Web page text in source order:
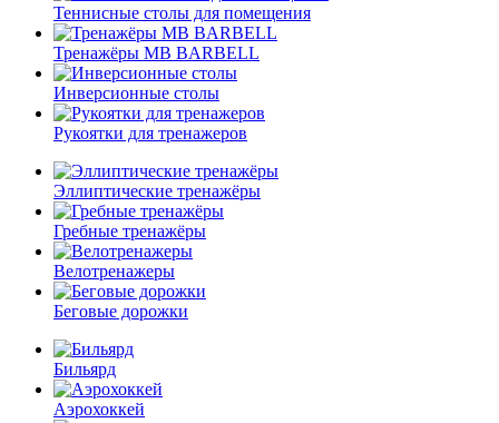
Теннисные столы для помещения
Тренажёры MB BARBELL
Инверсионные столы
Рукоятки для тренажеров
Эллиптические тренажёры
Гребные тренажёры
Велотренажеры
Беговые дорожки
Бильярд
Аэрохоккей